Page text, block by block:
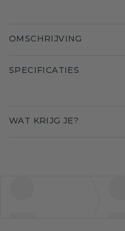
OMSCHRIJVING
SPECIFICATIES
WAT KRIJG JE?